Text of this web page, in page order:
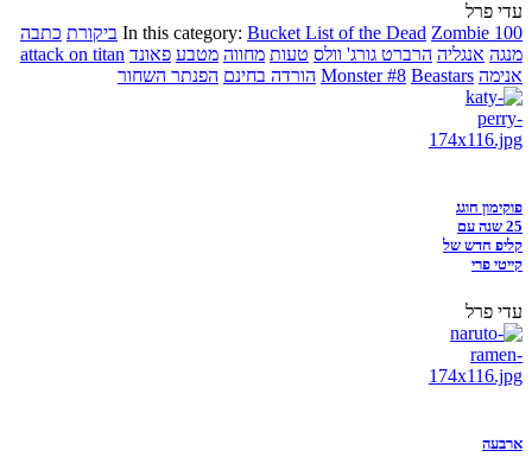
עדי פרל
In this category: Bucket List of the Dead Zombie 100 ביקורת כתבה
מנגה אנגליה הרברט גורג' וולס טעות מחווה מטבע פאונד attack on titan
אנימה
Monster #8 Beastars הורדה בחינם הפנתר השחור
פוקימון חוגג
25 שנה עם
קליפ חדש של
קייטי פרי
עדי פרל
ארבעה